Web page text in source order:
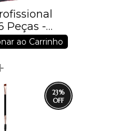
Peças -
ao Carrinho
23%